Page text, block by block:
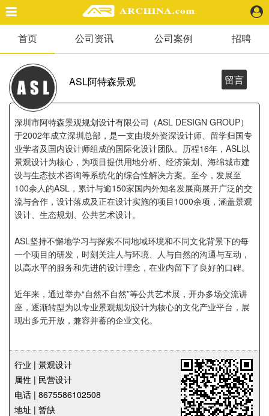
精选案例
建 筑
景 观
室 内
视 频
头条资讯
业 界
机 构
人 物
地 产
企业招聘
企业会员
关于投稿
关于我们
联系我们
首页 公司资讯 公司案例 招聘
ASL阿特森景观 留言
深圳市阿特森景观规划设计有限公司（ASL DESIGN GROUP）
于2002年成立深圳总部，是一支由境外资深设计师、留学归国专
业学者及国内设计师组成的国际化设计团队。历程16年，ASL以
景观设计为核心，为项目提供用地分析、经济策划、海绵城市建
设与生态技术咨询等系统化的综合性解决方案。至今，发展至
100余人的ASL，累计与逾150家国内外知名发展商展开广泛的交
流与合作，设计落成及正在设计实施的项目1000余项，涵盖景观
设计、生态规划、公共艺术设计。
ASL坚持不懈地学习与探索不同地域环境和不同文化背景下的每
一个项目的研发，时刻关注人与环境、人与自然的沟通与互动，
以高水平的服务和先进的设计理念，在业内留下了良好的口碑。
近年来，通过举办“自然不自然”等公共艺术展，开办多场交流讲
座，逐渐转型为以专业景观规划设计为核心的文化产业平台，展
现出多元开放，兼容并蓄的企业文化。
行业 | 景观设计
属性 | 民营设计
电话 | 8675586102508
地址 | 暂缺